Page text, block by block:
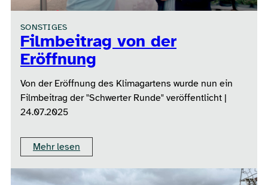
SONSTIGES
Filmbeitrag von der
Eröffnung
Von der Eröffnung des Klimagartens wurde nun ein
Filmbeitrag der "Schwerter Runde" veröffentlicht |
24.07.2025
Mehr lesen